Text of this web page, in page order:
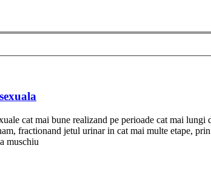
cat mai bune realizand pe perioade cat mai
fractionand jetul urinar in cat mai multe etape,
muschiu